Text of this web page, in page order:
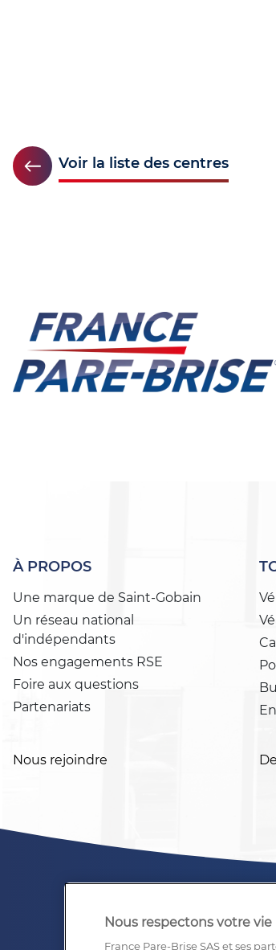
Voir la liste des centres
À PROPOS
Une marque de Saint-Gobain
Un réseau national
d'indépendants
Nos engagements RSE
Foire aux questions
Partenariats
Nous rejoindre
Nous respectons votre vie
France Pare-Brise SAS et ses